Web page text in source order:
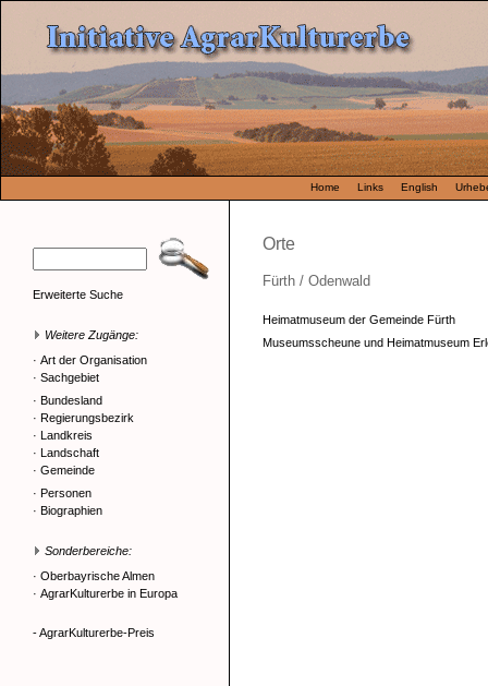
Home Links English
Erweiterte Suche
Weitere Zugänge:
· Art der Organisation
· Sachgebiet
· Bundesland
· Regierungsbezirk
· Landkreis
· Landschaft
· Gemeinde
· Personen
· Biographien
Sonderbereiche:
· Oberbayrische Almen
· AgrarKulturerbe in Europa
- AgrarKulturerbe-Preis
Orte
Fürth / Odenwald
Heimatmuseum der Gemeinde Fürth
Museumsscheune und Heimatmuseum